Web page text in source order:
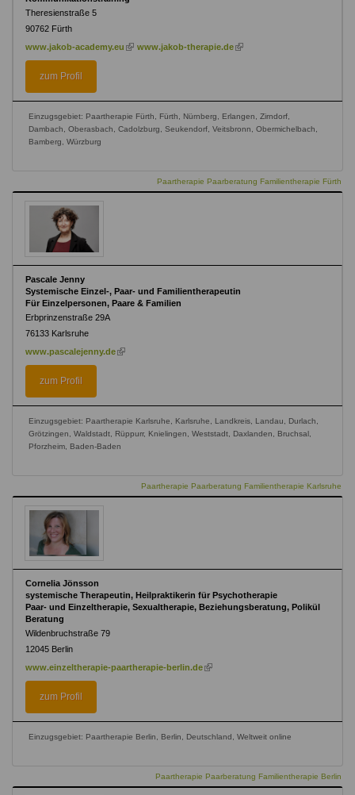
Theresienstraße 5
90762 Fürth
www.jakob-academy.eu (linkwww.jakob-therapie.de (link
zum Profil
Einzugsgebiet: Paartherapie Fürth, Fürth, Nürnberg, Erlangen, Zirndorf,
Dambach, Oberasbach, Cadolzburg, Seukendorf, Veitsbronn, Obermichelbach,
Bamberg, Würzburg
Paartherapie Paarberatung Familientherapie Fürth
Pascale Jenny
Systemische Einzel-, Paar- und Familientherapeutin
Für Einzelpersonen, Paare & Familien
Erbprinzenstraße 29A
76133 Karlsruhe
www.pascalejenny.de (link
zum Profil
Einzugsgebiet: Paartherapie Karlsruhe, Karlsruhe, Landkreis, Landau, Durlach,
Grötzingen, Waldstadt, Rüppurr, Knielingen, Weststadt, Daxlanden, Bruchsal,
Pforzheim, Baden-Baden
Paartherapie Paarberatung Familientherapie Karlsruhe
Cornelia Jönsson
systemische Therapeutin, Heilpraktikerin für Psychotherapie
Paar- und Einzeltherapie, Sexualtherapie, Beziehungsberatung, Polikül
Beratung
Wildenbruchstraße 79
12045 Berlin
www.einzeltherapie-paartherapie-berlin.de (link
zum Profil
Einzugsgebiet: Paartherapie Berlin, Berlin, Deutschland, Weltweit online
Paartherapie Paarberatung Familientherapie Berlin